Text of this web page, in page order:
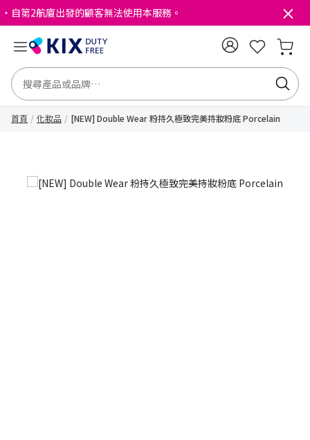
・自第2航廈出發的顧客無法使用本服務。
首頁 化妝品 [NEW] Double Wear 粉持久極致完美持妝粉底 Porcelain